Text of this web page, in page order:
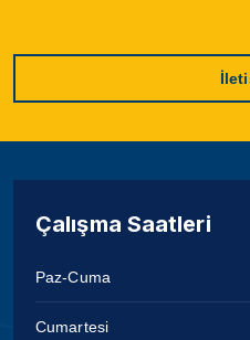
Çalışma Saatleri
Paz-Cuma
Cumartesi